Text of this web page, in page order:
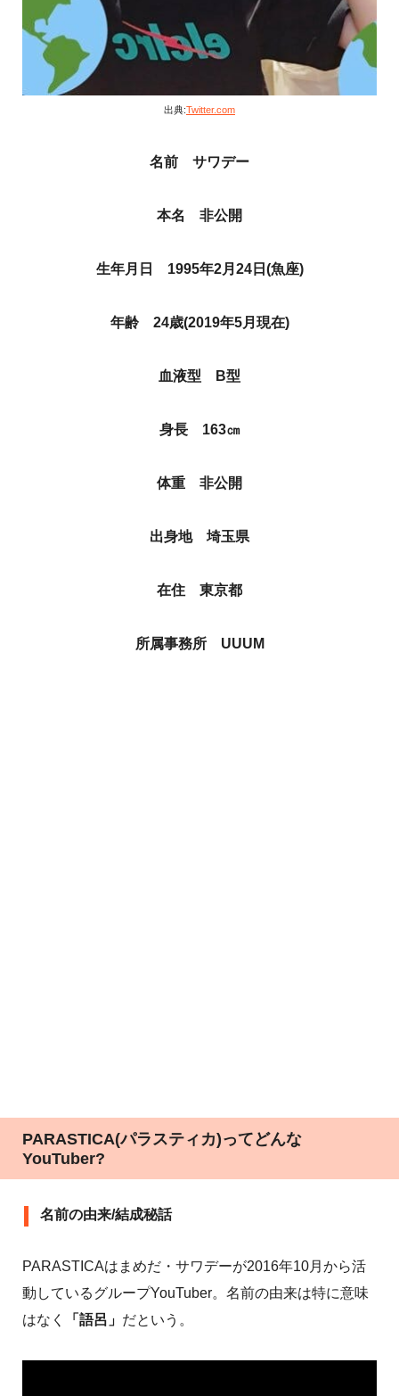
出典:Twitter.com
名前 サワデー
本名 非公開
生年月日 1995年2月24日(魚座)
年齢 24歳(2019年5月現在)
血液型 B型
身長 163㎝
体重 非公開
出身地 埼玉県
在住 東京都
所属事務所 UUUM
PARASTICA(パラスティカ)ってどんな
YouTuber?
名前の由来/結成秘話
PARASTICAはまめだ・サワデーが2016年10月から活
動しているグループYouTuber。名前の由来は特に意味
はなく
「語呂」 だという。